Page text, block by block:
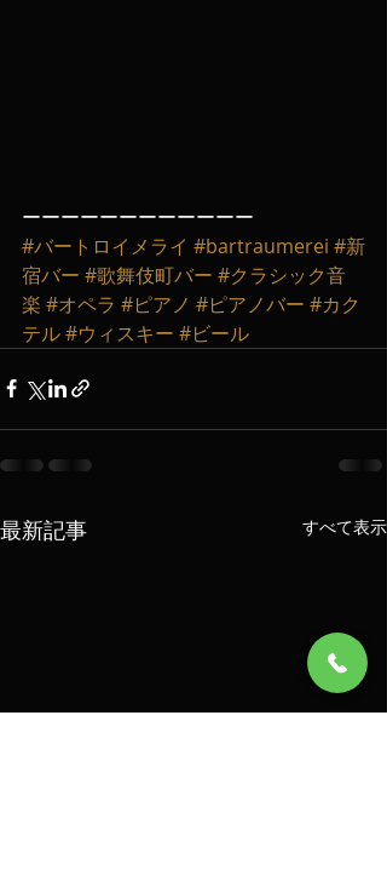
ーーーーーーーーーーーー
#バートロイメライ #bartraumerei #新
宿バー #歌舞伎町バー #クラシック音
楽 #オペラ #ピアノ #ピアノバー #カク
テル#ウィスキー #ビール
最新記事 すべて表示